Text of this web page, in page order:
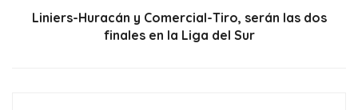
Liniers-Huracán y Comercial-Tiro, serán las dos
finales en la Liga del Sur